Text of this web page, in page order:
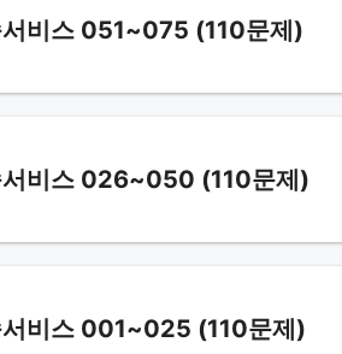
서비스 051~075 (110문제)
서비스 026~050 (110문제)
서비스 001~025 (110문제)